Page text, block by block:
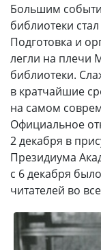
Большим
библиотеки
Подготовка и
легли на плечи
библиотеки.
в кратчайшие
на самом
Официальное
2 декабря в
Президиума
с 6 декабря
читателей во